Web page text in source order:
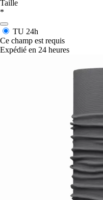
Taille
*
TU 24h
Ce champ est requis
Expédié en 24 heures